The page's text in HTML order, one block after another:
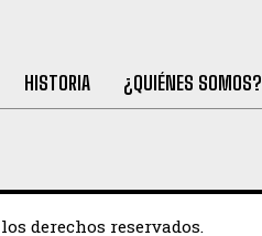
HISTORIA ¿QUIÉNES SOMOS?
derechos reservados.